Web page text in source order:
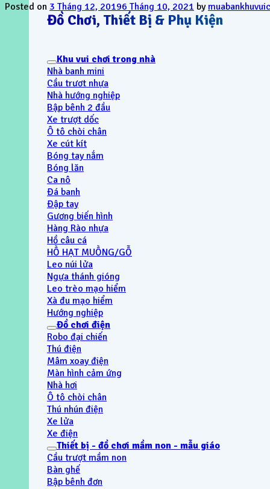
Đồ Chơi, Thiết Bị & Phụ Kiện
Khu vui chơi trong nhà
Nhà banh mini
Cầu trươt nhựa
Nhà hướng nghiệp
Bập bênh 2 đầu
Xe trượt dốc
Ô tô chòi chân
Xe cút kít
Bóng tay nắm
Bóng lăn
Ca nô
Đá banh
Đập tay
Gương biến hình
Hàng Rào nhựa
Hồ câu cá
HỒ HẠT MUỒNG/GỖ
Leo núi lửa
Ngựa thánh gióng
Leo trèo mạo hiểm
Xà đu mạo hiểm
Hướng nghiệp
Đồ chơi điện
Robo đại chiến
Thú điện
Mâm xoay điện
Màn hình cảm ứng
Nhà hơi
Ô tô chòi chân
Thú nhún điện
Xe lửa
Xe điện
Thiết bị - đồ chơi mầm non - mẫu giáo
Cầu trượt mầm non
Bàn ghế
Bập bênh đơn
Posted on 3 Tháng 12, 20196 Tháng 10, 2021 by